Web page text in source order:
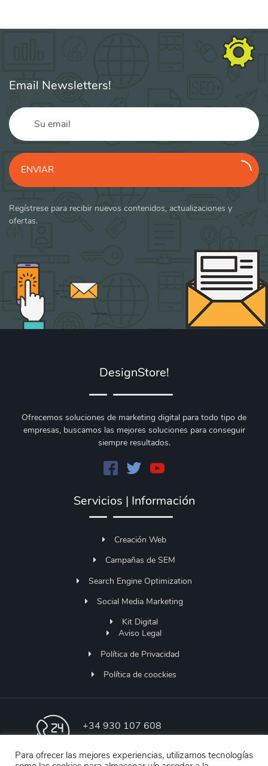
Email Newsletters!
ENVIAR
Regístrese para recibir nuevos contenidos, actualizaciones y
ofertas.
DesignStore!
Ofrecemos soluciones de marketing digital para todo tipo de
empresas, buscamos las mejores soluciones para conseguir
siempre resultados.
Servicios | Información
Creación Web
Campañas de SEM
Search Engine Optimization
Social Media Marketing
Kit Digital
Aviso Legal
Política de Privacidad
Política de coockies
+34 930 107 608
Lunes a Jueves 9h-18h | Viernes de 9h - 13h
Para ofrecer las mejores experiencias, utilizamos tecnologías